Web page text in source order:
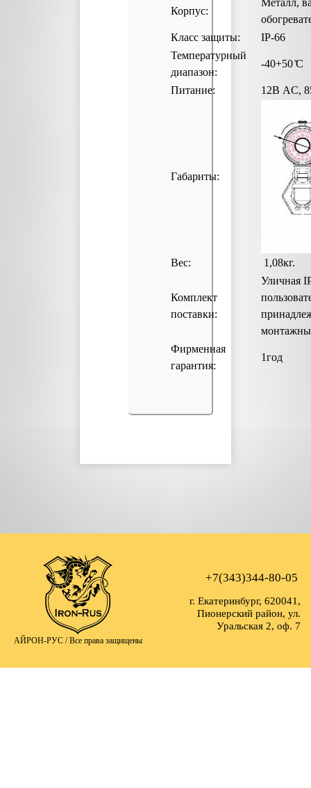
Корпус:
Металл,
Класс защиты:
IP-66
Температурный
диапазон:
-40+50 ̊С
Питание: 12В AC,
Габариты:
Вес:
Комплект
поставки:
Уличная
Фирменная
гарантия:
1год
АЙРОН-РУС /Все права защищены
+7(343)344-80-05
г. Екатеринбург, 620041,
Пионерский район, ул.
Уральская 2, оф. 7